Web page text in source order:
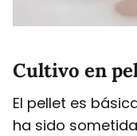
Cultivo en
El pellet es
ha sido